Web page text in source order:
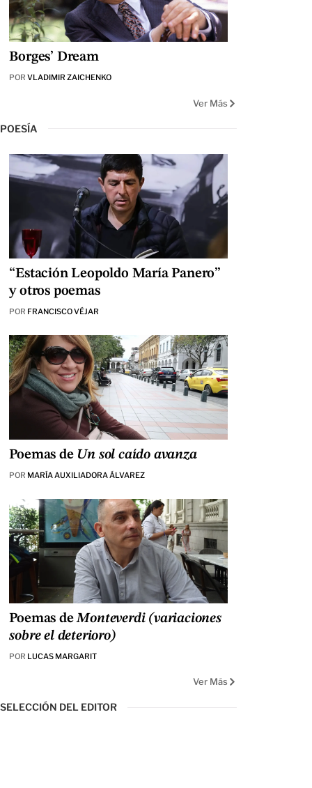
Borges’ Dream
PORVLADIMIR ZAICHENKO
Ver Más
POESÍA
“Estación Leopoldo María Panero”
y otros poemas
POR FRANCISCO VÉJAR
Poemas de Un sol caído avanza
POR MARÍA AUXILIADORA ÁLVAREZ
Poemas deMonteverdi (variaciones
sobre el deterioro)
POR LUCAS MARGARIT
Ver Más
SELECCIÓN DEL EDITOR